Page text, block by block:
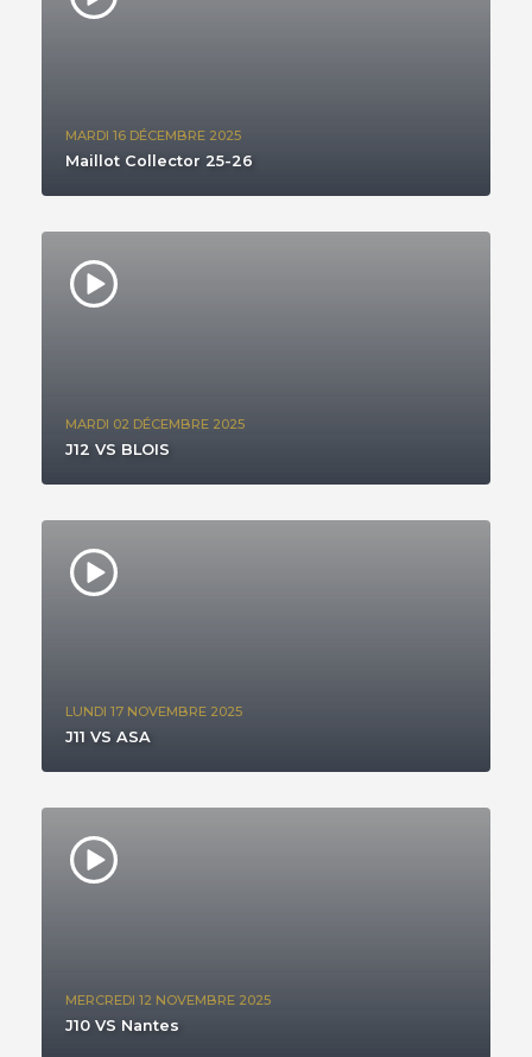
MARDI 16 DÉCEMBRE 2025
Maillot Collector 25-26
MARDI 02 DÉCEMBRE 2025
J12 VS BLOIS
LUNDI 17 NOVEMBRE 2025
J11 VS ASA
MERCREDI 12 NOVEMBRE 2025
J10 VS Nantes